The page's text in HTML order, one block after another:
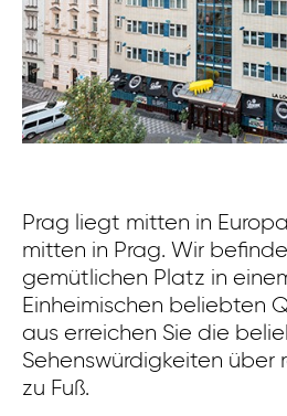
Prag liegt mitten in
mitten in Prag. Wir
gemütlichen Platz in
Einheimischen beliebten
aus erreichen Sie die
Sehenswürdigkeiten über
zu Fuß.